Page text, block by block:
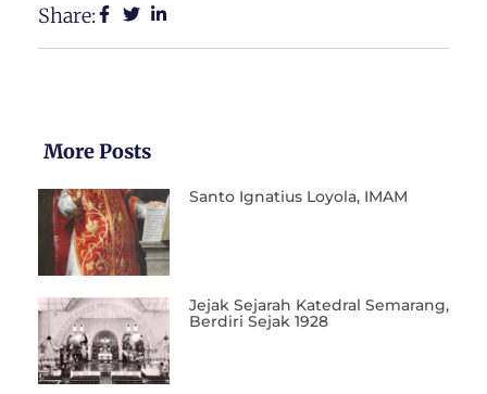
Share:
More Posts
Santo Ignatius Loyola, IMAM
Jejak Sejarah Katedral Semarang,
Berdiri Sejak 1928